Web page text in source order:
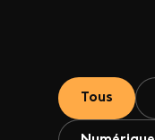
Tous